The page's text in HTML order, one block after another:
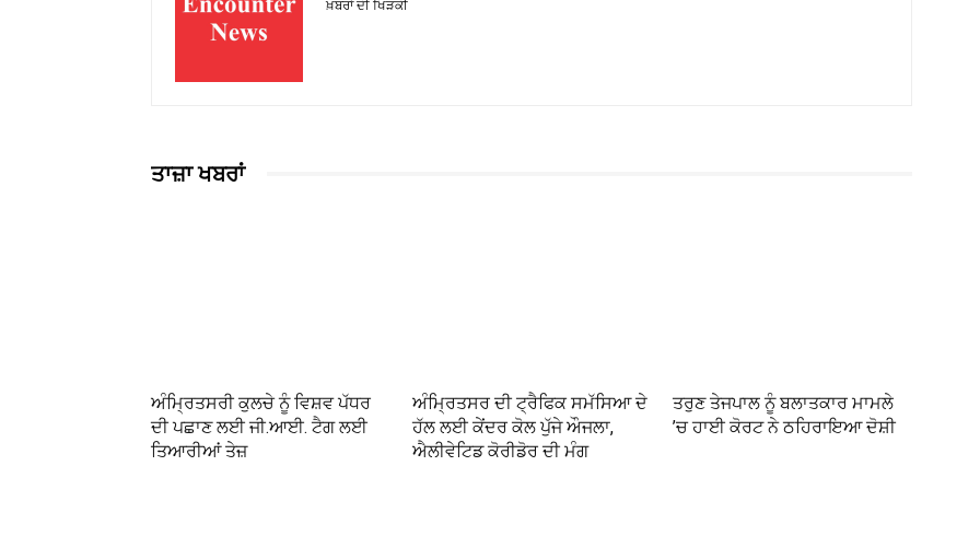
ਖ਼ਬਰਾਂ ਦੀ ਖਿੜਕੀ
ਤਾਜ਼ਾ ਖਬਰਾਂ
ਅੰਮ੍ਰਿਤਸਰੀ ਕੁਲਚੇ ਨੂੰ ਵਿਸ਼ਵ ਪੱਧਰ
ਦੀ ਪਛਾਣ ਲਈ ਜੀ.ਆਈ. ਟੈਗ ਲਈ
ਤਿਆਰੀਆਂ ਤੇਜ਼
ਅੰਮ੍ਰਿਤਸਰ ਦੀ ਟ੍ਰੈਫਿਕ ਸਮੱਸਿਆ ਦੇ
ਹੱਲ ਲਈ ਕੇਂਦਰ ਕੋਲ ਪੁੱਜੇ ਔਜਲਾ,
ਐਲੀਵੇਟਿਡ ਕੋਰੀਡੋਰ ਦੀ ਮੰਗ
ਤਰੁਣ ਤੇਜਪਾਲ ਨੂੰ ਬਲਾਤਕਾਰ ਮਾਮਲੇ
’ਚ ਹਾਈ ਕੋਰਟ ਨੇ ਠਹਿਰਾਇਆ ਦੋਸ਼ੀ